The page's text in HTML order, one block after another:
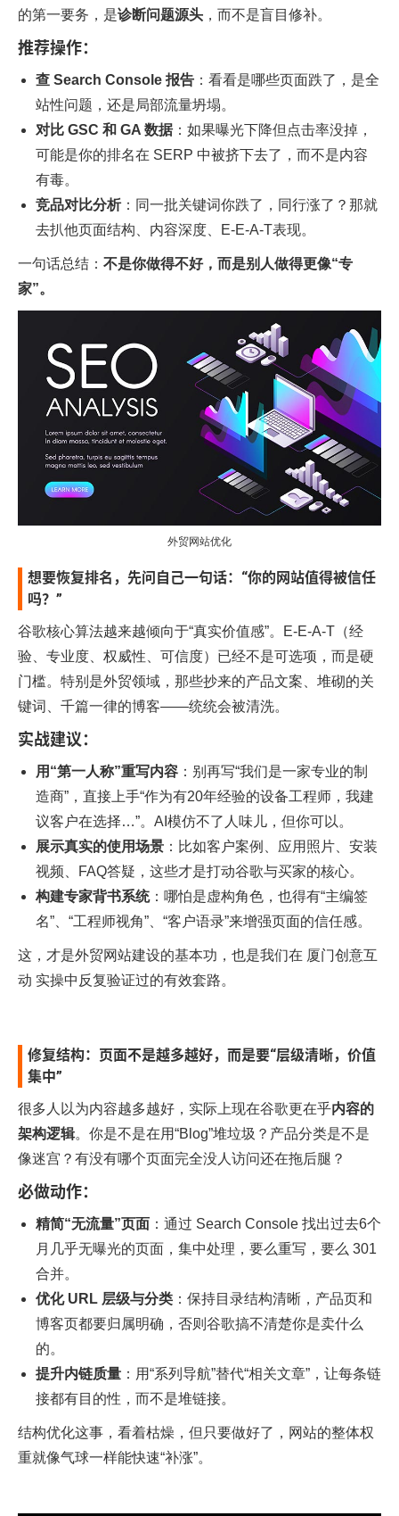
的第一要务，是诊断问题源头 ，而不是盲目修补。
推荐操作：
查 Search Console 报告 ：看看是哪些页面跌了，是全
站性问题，还是局部流量坍塌。
对比 GSC 和 GA 数据：如果曝光下降但点击率没掉，
可能是你的排名在 SERP 中被挤下去了，而不是内容
有毒。
竞品对比分析：同一批关键词你跌了，同行涨了？那就
去扒他页面结构、内容深度、E-E-A-T表现。
一句话总结： 不是你做得不好，而是别人做得更像“专
家”。
外贸网站优化
想要恢复排名，先问自己一句话：“你的网站值得被信任
吗？”
谷歌核心算法越来越倾向于“真实价值感”。E-E-A-T（经
验、专业度、权威性、可信度）已经不是可选项，而是硬
门槛。特别是外贸领域，那些抄来的产品文案、堆砌的关
键词、千篇一律的博客——统统会被清洗。
实战建议：
用“第一人称”重写内容 ：别再写“我们是一家专业的制
造商”，直接上手“作为有20年经验的设备工程师，我建
议客户在选择…”。AI模仿不了人味儿，但你可以。
展示真实的使用场景 ：比如客户案例、应用照片、安装
视频、FAQ答疑，这些才是打动谷歌与买家的核心。
构建专家背书系统：哪怕是虚构角色，也得有“主编签
名”、“工程师视角”、“客户语录”来增强页面的信任感。
这，才是外贸网站建设的基本功，也是我们在 厦门创意互
动 实操中反复验证过的有效套路。
修复结构：页面不是越多越好，而是要“层级清晰，价值
集中”
很多人以为内容越多越好，实际上现在谷歌更在乎内容的
架构逻辑。你是不是在用“Blog”堆垃圾？产品分类是不是
像迷宫？有没有哪个页面完全没人访问还在拖后腿？
必做动作：
精简“无流量”页面 ：通过 Search Console 找出过去6个
月几乎无曝光的页面，集中处理，要么重写，要么 301
合并。
优化 URL 层级与分类 ：保持目录结构清晰，产品页和
博客页都要归属明确，否则谷歌搞不清楚你是卖什么
的。
提升内链质量 ：用“系列导航”替代“相关文章”，让每条链
接都有目的性，而不是堆链接。
结构优化这事，看着枯燥，但只要做好了，网站的整体权
重就像气球一样能快速“补涨”。